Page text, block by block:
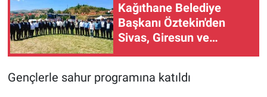
Kağıthane Belediye
Başkanı Öztekin'den
Sivas, Giresun ve
Gençlerle sahur programına katıldı